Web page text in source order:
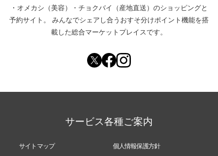
・ オメカシ（美容） ・ チョクバイ（産地直送） のショッピングと
予約サイト。
みんなでシェアし合う おすそ分けポイント機能を搭
載した総合マーケットプレイスです。
サービス各種ご案内
サイトマップ 個人情報保護方針